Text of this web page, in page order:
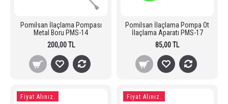
Pomilsan İlaçlama Pompası
Metal Boru PMS-14
200,00 TL
Pomilsan İlaçlama Pompa Ot
İlaçlama Aparatı PMS-17
85,00 TL
Fiyat Alınız. Fiyat Alınız.